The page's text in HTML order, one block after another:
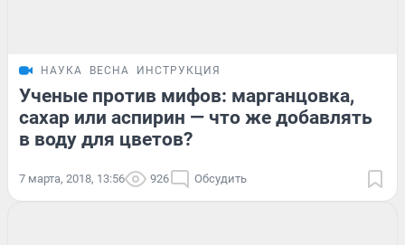
НАУКА ВЕСНА ИНСТРУКЦИЯ
Ученые против мифов: марганцовка,
сахар или аспирин — что же добавлять
в воду для цветов?
7 марта, 2018, 13:56 926 Обсудить